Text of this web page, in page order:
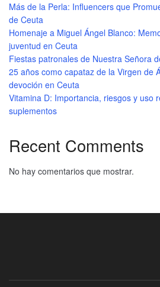
Más de la Perla: Influencers que
de Ceuta
Homenaje a Miguel Ángel Blanco:
juventud en Ceuta
Fiestas patronales de Nuestra Señora
25 años como capataz de la Virgen de
devoción en Ceuta
Vitamina D: Importancia, riesgos y uso
suplementos
Recent Comments
No hay comentarios que mostrar.